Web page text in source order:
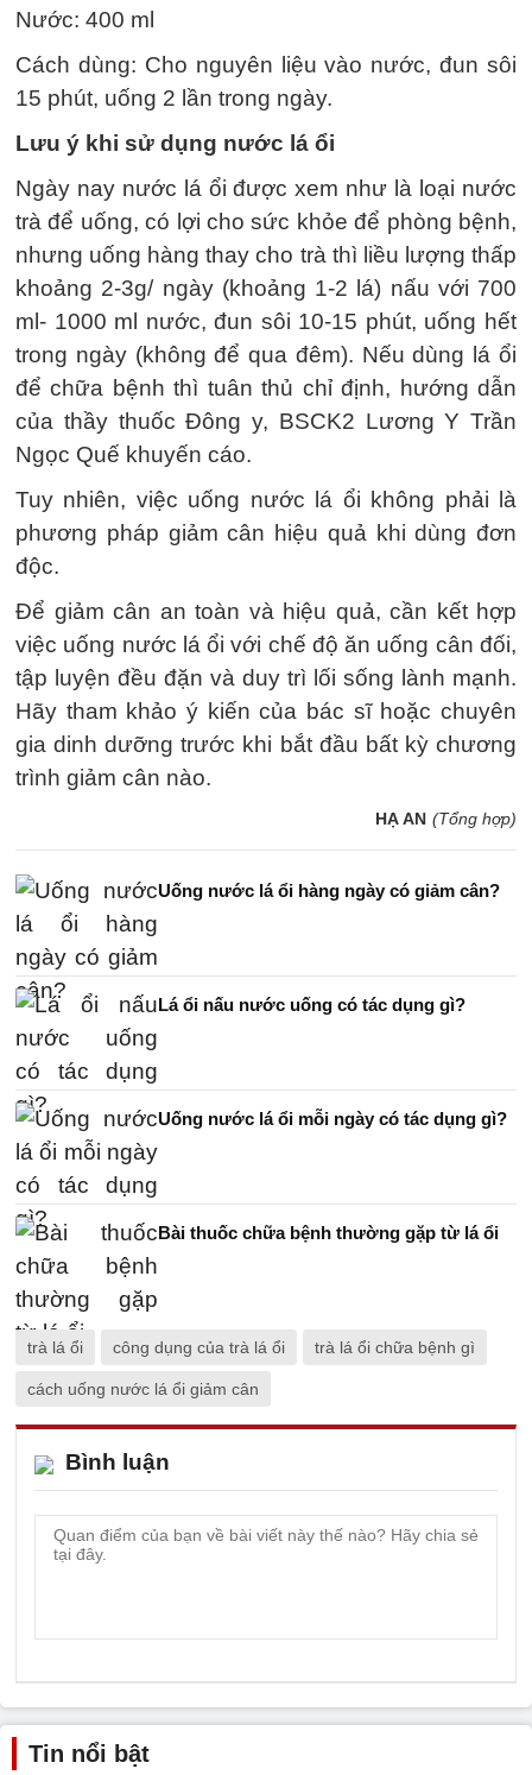
Nước: 400 ml
Cách dùng: Cho nguyên liệu vào nước, đun sôi
15 phút, uống 2 lần trong ngày.
Lưu ý khi sử dụng nước lá ổi
Ngày nay nước lá ổi được xem như là loại nước
trà để uống, có lợi cho sức khỏe để phòng bệnh,
nhưng uống hàng thay cho trà thì liều lượng thấp
khoảng 2-3g/ ngày (khoảng 1-2 lá) nấu với 700
ml- 1000 ml nước, đun sôi 10-15 phút, uống hết
trong ngày (không để qua đêm). Nếu dùng lá ổi
để chữa bệnh thì tuân thủ chỉ định, hướng dẫn
của thầy thuốc Đông y, BSCK2 Lương Y Trần
Ngọc Quế khuyến cáo.
Tuy nhiên, việc uống nước lá ổi không phải là
phương pháp giảm cân hiệu quả khi dùng đơn
độc.
Để giảm cân an toàn và hiệu quả, cần kết hợp
việc uống nước lá ổi với chế độ ăn uống cân đối,
tập luyện đều đặn và duy trì lối sống lành mạnh.
Hãy tham khảo ý kiến của bác sĩ hoặc chuyên
gia dinh dưỡng trước khi bắt đầu bất kỳ chương
trình giảm cân nào.
HẠ AN (Tổng hợp)
Uống nước lá ổi hàng ngày có giảm cân?
Lá ổi nấu nước uống có tác dụng gì?
Uống nước lá ổi mỗi ngày có tác dụng gì?
Bài thuốc chữa bệnh thường gặp từ lá ổi
trà lá ổi công dụng của trà lá ổi trà lá ổi chữa bệnh gì
cách uống nước lá ổi giảm cân
Bình luận
Tin nổi bật